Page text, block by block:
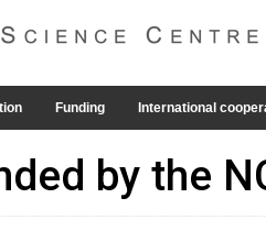
Funding International
by the